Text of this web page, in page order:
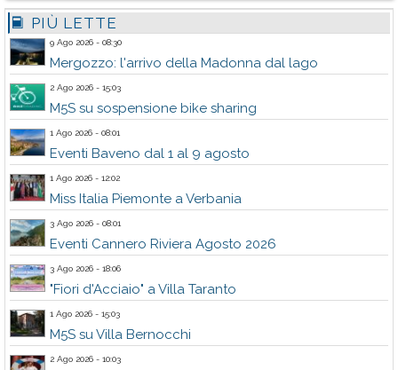
PIÙ LETTE
9 Ago 2026 - 08:30
Mergozzo: l'arrivo della Madonna dal lago
2 Ago 2026 - 15:03
M5S su sospensione bike sharing
1 Ago 2026 - 08:01
Eventi Baveno dal 1 al 9 agosto
1 Ago 2026 - 12:02
Miss Italia Piemonte a Verbania
3 Ago 2026 - 08:01
Eventi Cannero Riviera Agosto 2026
3 Ago 2026 - 18:06
"Fiori d'Acciaio" a Villa Taranto
1 Ago 2026 - 15:03
M5S su Villa Bernocchi
2 Ago 2026 - 10:03